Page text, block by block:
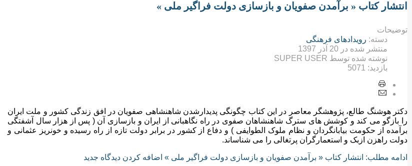
انتشار کتاب « برآمدن صفویان و بازسازی دولت فراگیر ملی »
توضیحات
دسته: رویدادهای فرهنگی
منتشر شده در 20 آذر 1397
نوشته شده توسط SUPER USER
بازدید: 5071
دکتر هوشنگ طالع، پژوهشگر معاصر در این کتاب چگونگی پدیدارشدن شاهنشاهی صفویان در افق زندگی کشور و ملت ایران
را بازگو می کند و کوشش های سترگ شاهنشاهان صفوی در راه نگاهبانی از ایران و بازسازی آن ( پس از هزار سال آشفتگی
برآمده از حکومت بیابانگردان و نظام ملوک الطوایفی ) و دفاع از کشور در برابر دولت تازه از راه رسیده و خونریز عثمانی و
دولت راهزن ازبک و استعمارگران پرتغالی را می شناساند.
ادامه مطلب: انتشار کتاب « برآمدن صفویان و بازسازی دولت فراگیر ملی » اضافه کردن دیدگاه جدید